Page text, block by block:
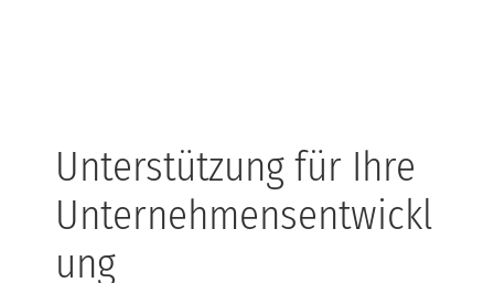
Unterstützung für Ihre
Unternehmensentwickl
ung